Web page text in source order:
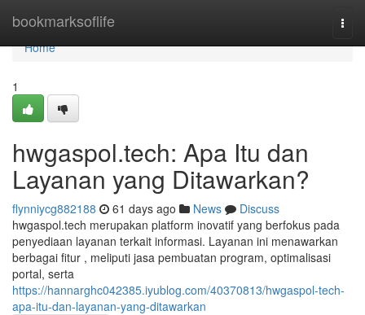
bookmarksoflife
Home
Home
1
hwgaspol.tech: Apa Itu dan
Layanan yang Ditawarkan?
flynniycg882188 61 days ago News
Discuss
hwgaspol.tech merupakan platform inovatif yang berfokus pada
penyediaan layanan terkait informasi. Layanan ini menawarkan
berbagai fitur , meliputi jasa pembuatan program, optimalisasi
portal, serta
https://hannarghc042385.iyublog.com/40370813/hwgaspol-tech-
apa-itu-dan-layanan-yang-ditawarkan